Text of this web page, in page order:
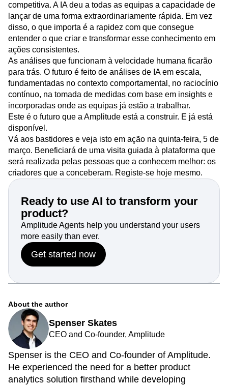
A velocidade de criação já não é uma vantagem
competitiva. A IA deu a todas as equipas a capacidade de
lançar de uma forma extraordinariamente rápida. Em vez
disso, o que importa é a rapidez com que consegue
entender o que criar e transformar esse conhecimento em
ações consistentes.
As análises que funcionam à velocidade humana ficarão
para trás. O futuro é feito de análises de IA em escala,
fundamentadas no contexto comportamental, no raciocínio
contínuo, na tomada de medidas com base em insights e
incorporadas onde as equipas já estão a trabalhar.
Este é o futuro que a Amplitude está a construir. E já está
disponível.
Vá aos bastidores e veja isto em ação na quinta-feira, 5 de
março. Beneficiará de uma visita guiada à plataforma que
será realizada pelas pessoas que a conhecem melhor: os
criadores que a conceberam.
Registe-se hoje mesmo
Ready to use AI to transform your
product?
Amplitude Agents help you understand your users
more easily than ever.
About the author
CEO and Co-founder, Amplitude
Spenser is the CEO and Co-founder of Amplitude.